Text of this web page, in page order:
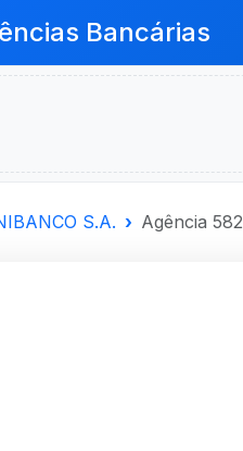
Bancárias
S.A. Agência 582